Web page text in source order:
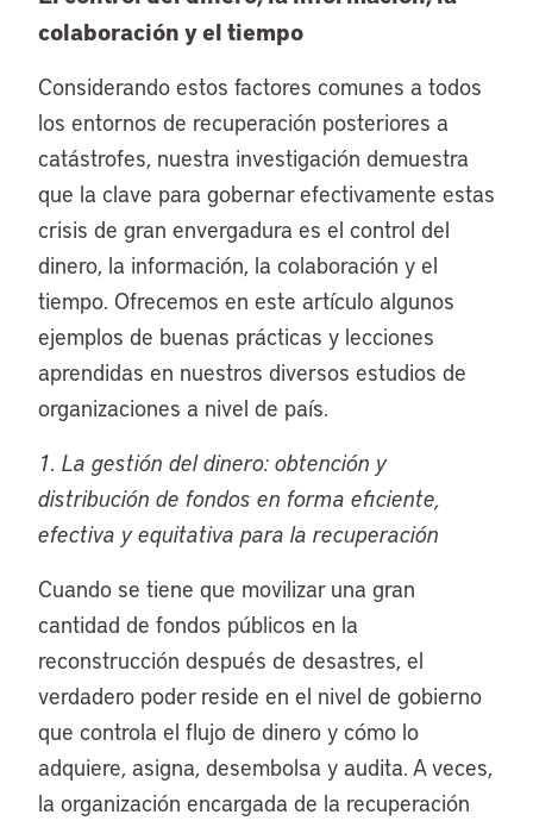
colaboración y el tiempo
Considerando estos factores comunes a todos
los entornos de recuperación posteriores a
catástrofes, nuestra investigación demuestra
que la clave para gobernar efectivamente estas
crisis de gran envergadura es el control del
dinero, la información, la colaboración y el
tiempo. Ofrecemos en este artículo algunos
ejemplos de buenas prácticas y lecciones
aprendidas en nuestros diversos estudios de
organizaciones a nivel de país.
1. La gestión del dinero: obtención y
distribución de fondos en forma eficiente,
efectiva y equitativa para la recuperación
Cuando se tiene que movilizar una gran
cantidad de fondos públicos en la
reconstrucción después de desastres, el
verdadero poder reside en el nivel de gobierno
que controla el flujo de dinero y cómo lo
adquiere, asigna, desembolsa y audita. A veces,
la organización encargada de la recuperación